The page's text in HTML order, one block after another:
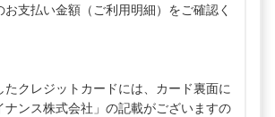
お支払い金額（ご利用明細）をご確認く
クレジットカードには、カード裏面に
ナンス株式会社」の記載がございますの